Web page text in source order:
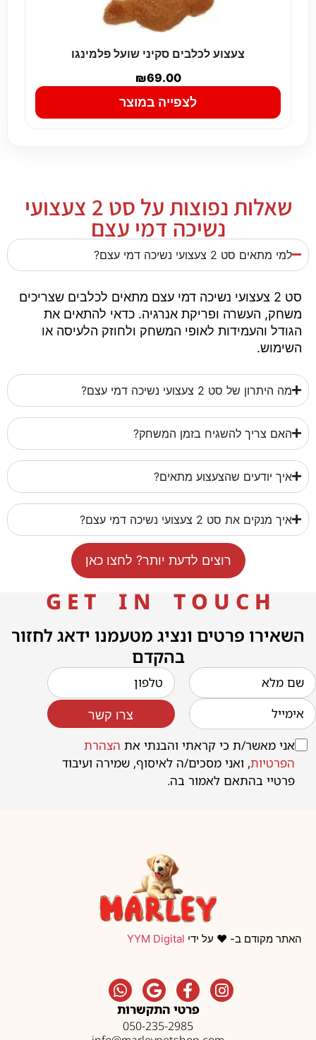
צעצוע לכלבים סקיני שועל פלמינגו
₪69.00
לצפייה במוצר
שאלות נפוצות על סט 2 צעצועי
נשיכה דמי עצם
למי מתאים סט 2 צעצועי נשיכה דמי עצם?
סט 2 צעצועי נשיכה דמי עצם מתאים לכלבים שצריכים
משחק, העשרה ופריקת אנרגיה. כדאי להתאים את
הגודל והעמידות לאופי המשחק ולחוזק הלעיסה או
השימוש.
מה היתרון של סט 2 צעצועי נשיכה דמי עצם?
האם צריך להשגיח בזמן המשחק?
איך יודעים שהצעצוע מתאים?
איך מנקים את סט 2 צעצועי נשיכה דמי עצם?
רוצים לדעת יותר? לחצו כאן
G E T I N T O U C H
השאירו פרטים ונציג מטעמנו ידאג לחזור
בהקדם
אני מאשר/ת כי קראתי והבנתי את הצהרת
הפרטיות, ואני מסכים/ה לאיסוף, שמירה ועיבוד
פרטיי בהתאם לאמור בה.
צרו קשר
האתר מקודם ב- ❤️ על ידי YYM Digital
פרטי התקשרות
050-235-2985